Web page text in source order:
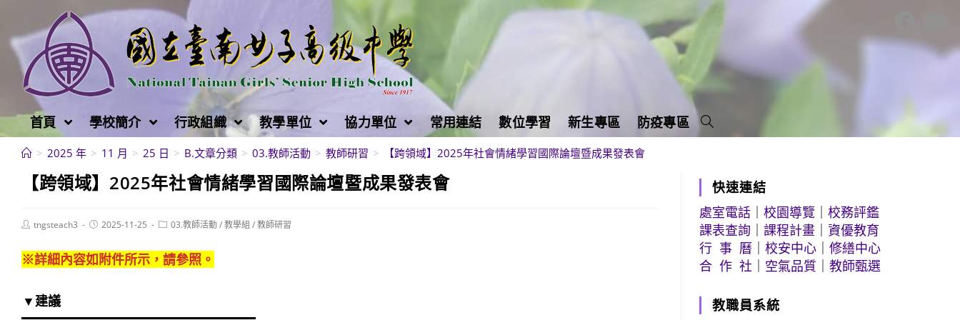
至
容
首頁 學校簡介 行政組織 教學單位 協力單位 常用連結 數位學習 新生專區 防疫專區
> 2025 年 > 11 月 > 25 日 > B.文章分類 > 03.教師活動 > 教師研習 > 【跨領域】2025年社會情緒學習國際論壇暨成果發表會
【跨領域】2025年社會情緒學習國際論壇暨成果發表會
Posttngsteach3
Post2025-11-25
Post03.教師活動/教學組 /教師研習
※詳細內容如附件所示，請參照。
▼建議
快速連結
處室電話 ｜校園導覽 ｜校務評鑑
課表查詢 ｜課程計畫 ｜資優教育
行 事 曆 ｜校安中心 ｜修繕中心
合 作 社
空氣品質 ｜教師甄選
教職員系統